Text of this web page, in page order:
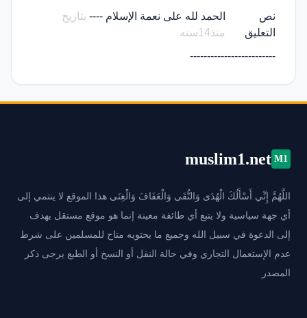
نص
التعليق
الحمد لله على نعمة الإسلام ---- بتاريخ
منذ14سنه
-------------------------
M1
muslim1.net
اللَّهُمَّ إِنِّي أَسْأَلُكَ الْهُدَى وَالتُّقَى وَالْعَفَافَ وَالْغِنَى هذا الموقع لا ينتمي إلى
أي جهة سياسية ولا يتبع أي طائفة معينة إنما هو موقع مستقل يهدف
إلى الدعوة في سبيل الله وجميع ما يحتويه متاح للمسلمين على شرط
عدم الإستعمال التجاري وفي حالة النقل أو النسخ أو الطبع يرجى ذكر
المصدر